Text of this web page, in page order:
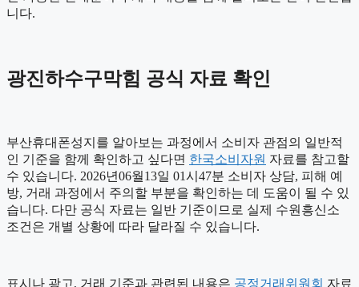
니다.
광진하수구막힘 공식 자료 확인
부산휴대폰성지를 알아보는 과정에서 소비자 관점의 일반적
인 기준을 함께 확인하고 싶다면 한국소비자원 자료를 참고할
수 있습니다. 2026년06월13일 01시47분 소비자 상담, 피해 예
방, 거래 과정에서 주의할 부분을 확인하는 데 도움이 될 수 있
습니다. 다만 공식 자료는 일반 기준이므로 실제 수원흥신소
조건은 개별 상황에 따라 달라질 수 있습니다.
표시나 광고, 거래 기준과 관련된 내용은 공정거래위원회 자료